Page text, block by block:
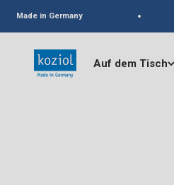
Made in Germany
Auf dem Tisch
koziol